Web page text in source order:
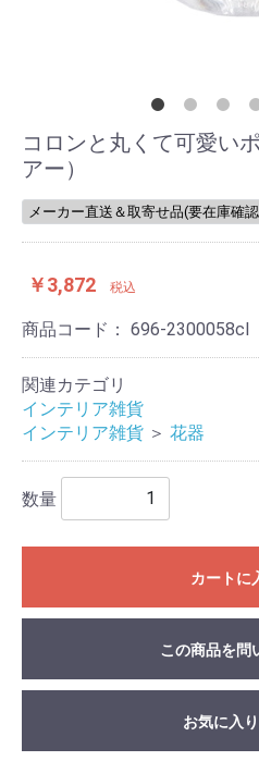
コロンと丸くて可愛い
アー）
メーカー直送＆取寄せ品(要在庫確
￥3,872 税込
商品コード： 696-2300058cl
関連カテゴリ
インテリア雑貨
インテリア雑貨 ＞ 花器
数量
カートに
この商品を問
お気に入